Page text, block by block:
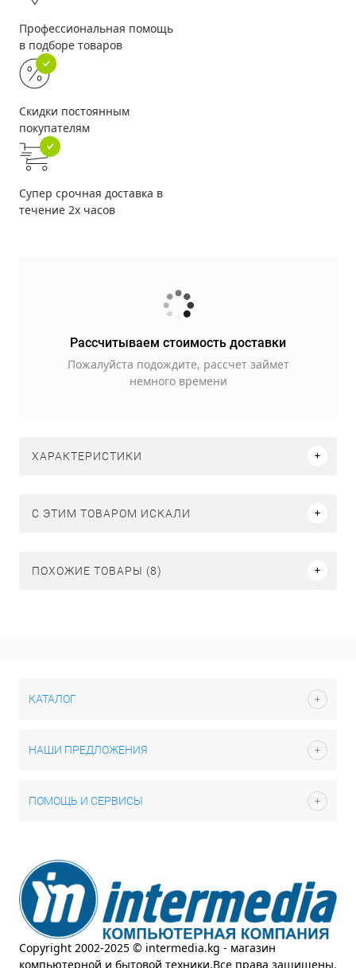
Профессиональная помощь
в подборе товаров
Скидки постоянным
покупателям
Супер срочная доставка в
течение 2х часов
Рассчитываем стоимость доставки
Пожалуйста подождите, рассчет займет
немного времени
ХАРАКТЕРИСТИКИ
C ЭТИМ ТОВАРОМ ИСКАЛИ
ПОХОЖИЕ ТОВАРЫ (8)
КАТАЛОГ
НАШИ ПРЕДЛОЖЕНИЯ
ПОМОЩЬ И СЕРВИСЫ
Copyright 2002-2025 © intermedia.kg - магазин
компьютерной и бытовой техники.Все права защищены.